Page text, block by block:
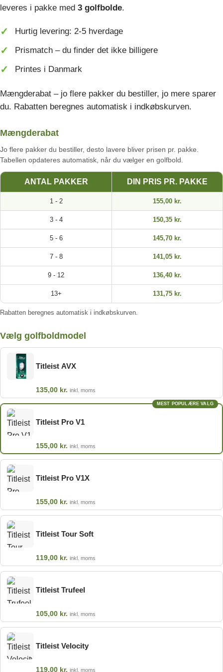
leveres i pakke med 3 golfbolde.
Hurtig levering: 2-5 hverdage
Prismatch – du finder det ikke billigere
Printes i Danmark
Mængderabat – jo flere pakker du bestiller, jo mere sparer
du. Rabatten beregnes automatisk i indkøbskurven.
Mængderabat
Jo flere pakker du bestiller, desto lavere bliver prisen pr. pakke.
Tabellen opdateres automatisk, når du vælger en golfbold.
ANTAL PAKKER DIN PRIS PR. PAKKE
1 - 2 155,00 kr.
3 - 4 150,35 kr.
5 - 6 145,70 kr.
7 - 8 141,05 kr.
9 - 12 136,40 kr.
13+ 131,75 kr.
Rabatten beregnes automatisk i indkøbskurven.
Vælg golfboldmodel
Titleist AVX
135,00 kr. inkl. moms
Titleist Pro V1
155,00 kr. inkl. moms
MEST POPULÆRE VALG
Titleist Pro V1X
155,00 kr. inkl. moms
Titleist Tour Soft
119,00 kr. inkl. moms
Titleist Trufeel
105,00 kr. inkl. moms
Titleist Velocity
119,00 kr. inkl. moms